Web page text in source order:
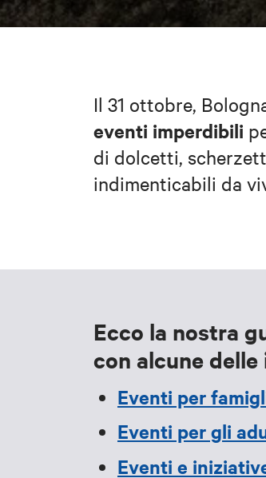
Il 31 ottobre,
eventi imperdibili
di dolcetti,
indimenticabili da
Ecco la nostra
con alcune
Eventi per
Eventi per gli
Eventi e